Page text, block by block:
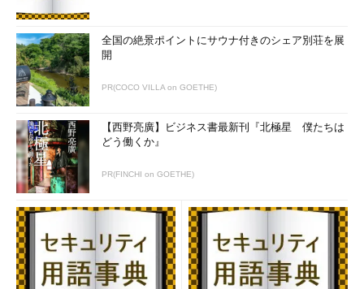
全国の絶景ポイントにサウナ付きのシェア別荘を展
開
PR(COCO VILLA on GOETHE)
【西野亮廣】ビジネス書最新刊『北極星 僕たちは
どう働くか』
PR(FINCHI on GOETHE)